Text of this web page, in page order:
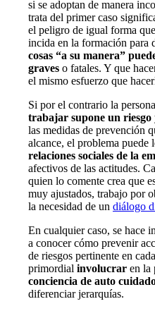
si se adoptan de manera
trata del primer caso
el peligro de igual forma
incida en la formación para
cosas “a su manera”
graves o fatales. Y que
el mismo esfuerzo que
Si por el contrario la persona
trabajar supone un riesgo
las medidas de prevención
alcance, el problema puede
relaciones sociales de la
afectivos de las actitudes.
quien lo comente crea que
muy ajustados, trabajo por
la necesidad de un diálogo
En cualquier caso, se hace
a conocer cómo prevenir
de riesgos pertinente en
primordial involucrar en la
conciencia de auto
diferenciar jerarquías.